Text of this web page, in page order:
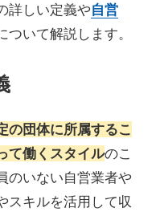
詳しい定義や自営
いて解説します。
の団体に所属するこ
て働くスタイルのこ
のいない自営業者や
スキルを活用して収